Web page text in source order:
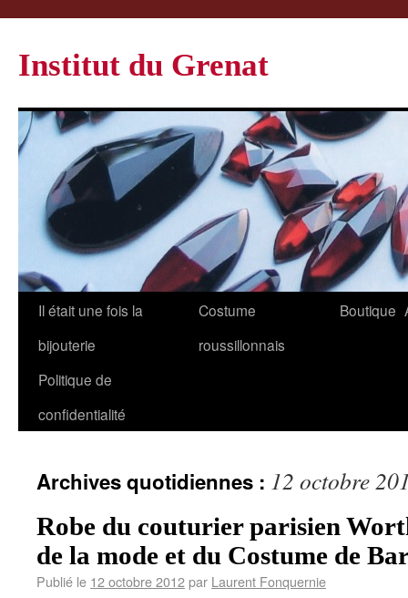
Institut du Grenat
Il était une fois la
bijouterie
Costume
roussillonnais
Boutique
Politique de
confidentialité
Archives quotidiennes : 12 octobre
Robe du couturier parisien
de la mode et du Costume de
Publié le 12 octobre 2012par Laurent Fonquernie